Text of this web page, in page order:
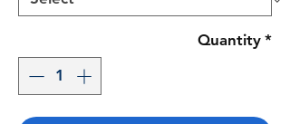
Quantity *